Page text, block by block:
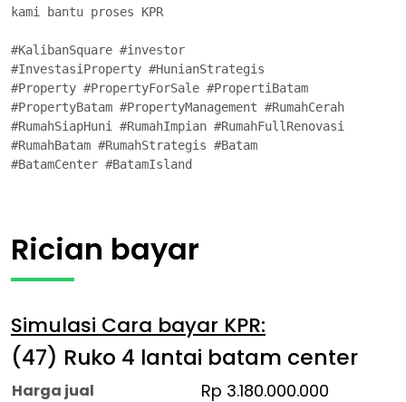
kami bantu proses KPR
#KalibanSquare #investor
#InvestasiProperty #HunianStrategis
#Property #PropertyForSale #PropertiBatam
#PropertyBatam #PropertyManagement #RumahCerah
#RumahSiapHuni #RumahImpian #RumahFullRenovasi
#RumahBatam #RumahStrategis #Batam
#BatamCenter #BatamIsland
Rician bayar
Simulasi Cara bayar KPR:
(47) Ruko 4 lantai batam center
Harga jual Rp 3.180.000.000